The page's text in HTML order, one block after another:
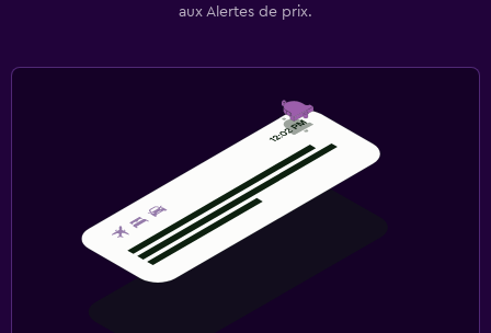
aux Alertes de prix.